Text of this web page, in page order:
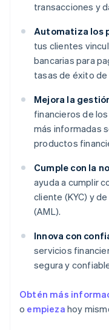
transacciones y
Automatiza los
tus clientes
bancarias para
tasas de éxito de
Mejora la
financieros de
más informadas
productos
Cumple con la
ayuda a cumplir
cliente (KYC) y
(AML).
Innova con
servicios
segura y
Obtén más
o empieza hoy